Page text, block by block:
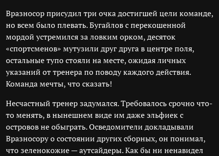
Вразносор присудил три очка достигшей цели команде,
но всем было плевать. Бугайлов с перекошенной
мордой устремился за ловким орком, десяток
«спортсменов» мутузили друг друга в центре поля,
остальные тупо стояли на месте, ожидая личных
указаний от тренера по поводу каждого действия.
Команда мечты, что сказать!
Несчастный тренер задумался. Требовалось срочно что-
то менять, в нынешнем виде им даже эльфиек с
островов не обыграть. Осведомители докладывали
Вразносору о состоянии других сборных, он понимал,
что зеленокожие — аутсайдеры. Как бы ни ненавидел